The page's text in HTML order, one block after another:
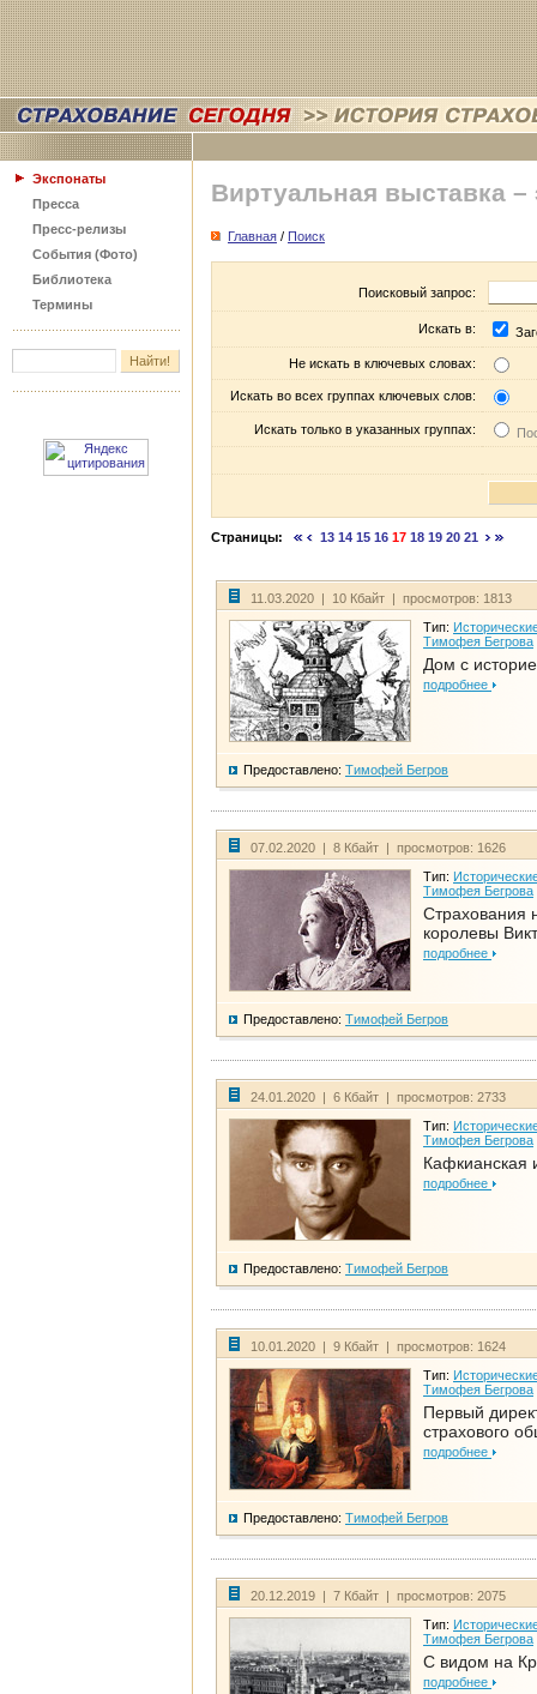
Экспонаты
Пресса
Пресс-релизы
События (Фото)
Библиотека
Термины
Виртуальная выставка –
Главная / Поиск
Поисковый запрос:
Искать в:
Не искать в ключевых словах:
Искать во всех группах ключевых слов:
Искать только в указанных группах:
Страницы: 13 14 15 16 17 18 19 20 21
11.03.2020 | 10 Кбайт | просмотров: 1813
Тип:
Тимофея Бегрова
Дом с
подробнее
Предоставлено: Тимофей Бегров
07.02.2020 | 8 Кбайт | просмотров: 1626
Тип:
Тимофея Бегрова
Страхования
королевы
подробнее
Предоставлено: Тимофей Бегров
24.01.2020 | 6 Кбайт | просмотров: 2733
Тип:
Тимофея Бегрова
Кафкианская
подробнее
Предоставлено: Тимофей Бегров
10.01.2020 | 9 Кбайт | просмотров: 1624
Тип:
Тимофея Бегрова
Первый
страхового
подробнее
Предоставлено: Тимофей Бегров
20.12.2019 | 7 Кбайт | просмотров: 2075
Тип:
Тимофея Бегрова
С видом на
подробнее